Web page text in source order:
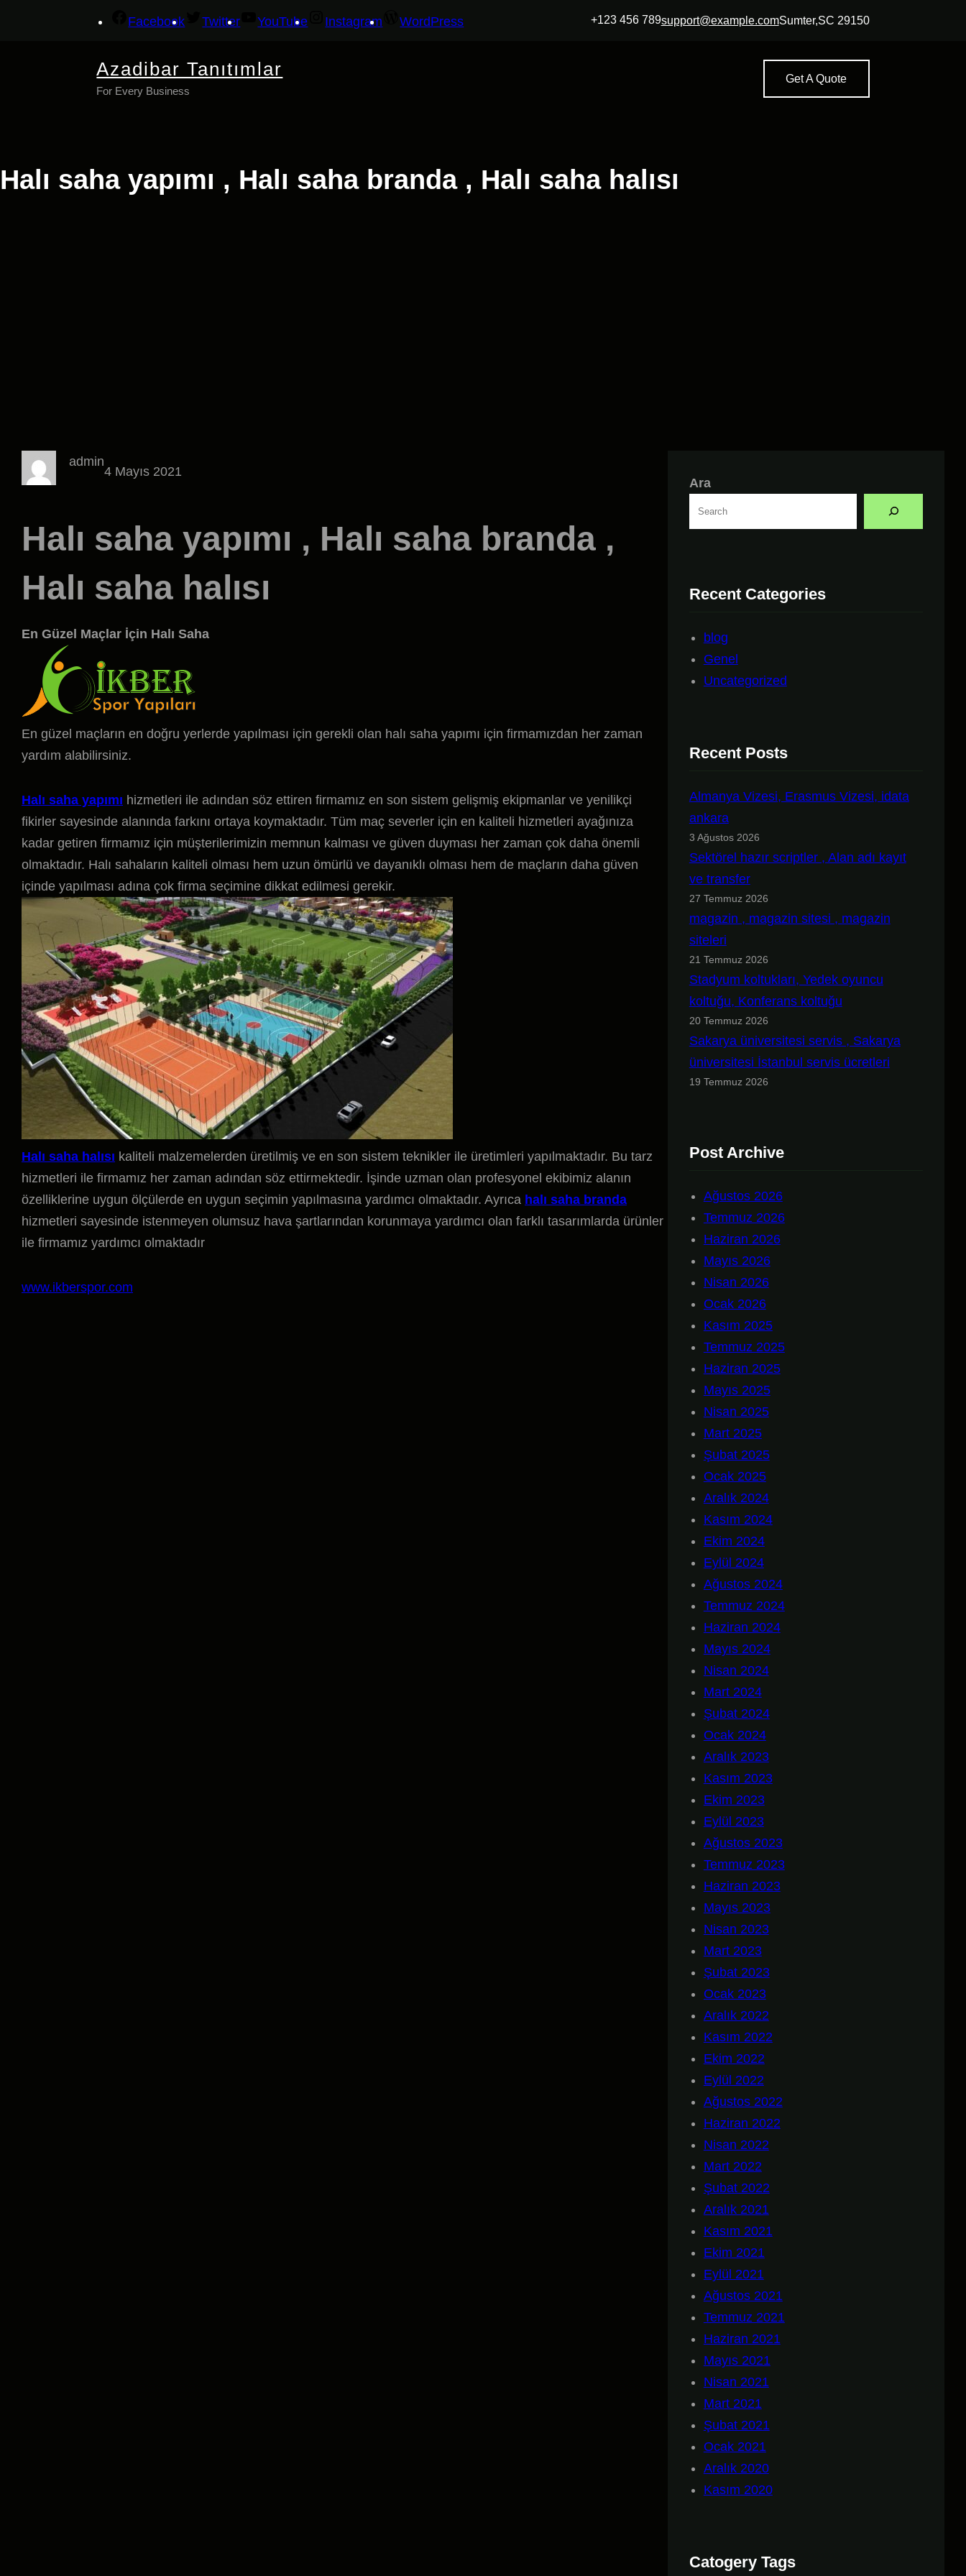
Facebook Twitter YouTube Instagram WordPress +123 456 789support@example.comSumter,SC 29150
Azadibar Tanıtımlar
For Every Business
Get A Quote
Halı saha yapımı , Halı saha branda , Halı saha halısı
admin
4 Mayıs 2021
Halı saha yapımı , Halı saha branda ,
Halı saha halısı
En Güzel Maçlar İçin Halı Saha
En güzel maçların en doğru yerlerde yapılması için gerekli olan halı saha yapımı için firmamızdan her zaman
yardım alabilirsiniz.
Halı saha yapımı hizmetleri ile adından söz ettiren firmamız en son sistem gelişmiş ekipmanlar ve yenilikçi
fikirler sayesinde alanında farkını ortaya koymaktadır. Tüm maç severler için en kaliteli hizmetleri ayağınıza
kadar getiren firmamız için müşterilerimizin memnun kalması ve güven duyması her zaman çok daha önemli
olmaktadır. Halı sahaların kaliteli olması hem uzun ömürlü ve dayanıklı olması hem de maçların daha güven
içinde yapılması adına çok firma seçimine dikkat edilmesi gerekir.
Halı saha halısı kaliteli malzemelerden üretilmiş ve en son sistem teknikler ile üretimleri yapılmaktadır. Bu tarz
hizmetleri ile firmamız her zaman adından söz ettirmektedir. İşinde uzman olan profesyonel ekibimiz alanın
özelliklerine uygun ölçülerde en uygun seçimin yapılmasına yardımcı olmaktadır. Ayrıca halı saha branda
hizmetleri sayesinde istenmeyen olumsuz hava şartlarından korunmaya yardımcı olan farklı tasarımlarda ürünler
ile firmamız yardımcı olmaktadır
www.ikberspor.com
Ara
Recent Categories
blog
Genel
Uncategorized
Recent Posts
Almanya Vizesi, Erasmus Vizesi, idata
ankara
3 Ağustos 2026
Sektörel hazır scriptler , Alan adı kayıt
ve transfer
27 Temmuz 2026
magazin , magazin sitesi , magazin
siteleri
21 Temmuz 2026
Stadyum koltukları, Yedek oyuncu
koltuğu, Konferans koltuğu
20 Temmuz 2026
Sakarya üniversitesi servis , Sakarya
üniversitesi İstanbul servis ücretleri
19 Temmuz 2026
Post Archive
Ağustos 2026
Temmuz 2026
Haziran 2026
Mayıs 2026
Nisan 2026
Ocak 2026
Kasım 2025
Temmuz 2025
Haziran 2025
Mayıs 2025
Nisan 2025
Mart 2025
Şubat 2025
Ocak 2025
Aralık 2024
Kasım 2024
Ekim 2024
Eylül 2024
Ağustos 2024
Temmuz 2024
Haziran 2024
Mayıs 2024
Nisan 2024
Mart 2024
Şubat 2024
Ocak 2024
Aralık 2023
Kasım 2023
Ekim 2023
Eylül 2023
Ağustos 2023
Temmuz 2023
Haziran 2023
Mayıs 2023
Nisan 2023
Mart 2023
Şubat 2023
Ocak 2023
Aralık 2022
Kasım 2022
Ekim 2022
Eylül 2022
Ağustos 2022
Haziran 2022
Nisan 2022
Mart 2022
Şubat 2022
Aralık 2021
Kasım 2021
Ekim 2021
Eylül 2021
Ağustos 2021
Temmuz 2021
Haziran 2021
Mayıs 2021
Nisan 2021
Mart 2021
Şubat 2021
Ocak 2021
Aralık 2020
Kasım 2020
Catogery Tags